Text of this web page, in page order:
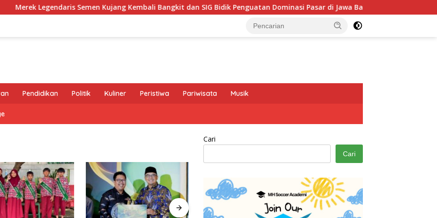
Legendaris Semen Kujang Kembali Bangkit dan SIG Bidik Penguatan Dominasi Pasar di Jawa Barat
Pendidikan Politik Kuliner Peristiwa Pariwisata Musik
Cari
Cari